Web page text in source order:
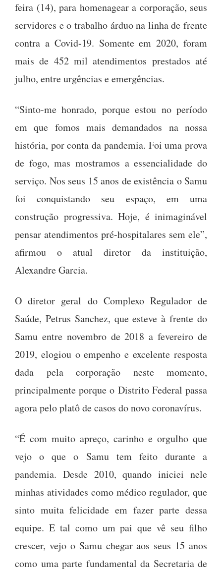
feira (14), para homenagear a corporação, seus
servidores e o trabalho árduo na linha de frente
contra a Covid-19. Somente em 2020, foram
mais de 452 mil atendimentos prestados até
julho, entre urgências e emergências.
“Sinto-me honrado, porque estou no período
em que fomos mais demandados na nossa
história, por conta da pandemia. Foi uma prova
de fogo, mas mostramos a essencialidade do
serviço. Nos seus 15 anos de existência o Samu
foi conquistando seu espaço, em uma
construção progressiva. Hoje, é inimaginável
pensar atendimentos pré-hospitalares sem ele”,
afirmou o atual diretor da instituição,
Alexandre Garcia.
O diretor geral do Complexo Regulador de
Saúde, Petrus Sanchez, que esteve à frente do
Samu entre novembro de 2018 a fevereiro de
2019, elogiou o empenho e excelente resposta
dada pela corporação neste momento,
principalmente porque o Distrito Federal passa
agora pelo platô de casos do novo coronavírus.
“É com muito apreço, carinho e orgulho que
vejo o que o Samu tem feito durante a
pandemia. Desde 2010, quando iniciei nele
minhas atividades como médico regulador, que
sinto muita felicidade em fazer parte dessa
equipe. E tal como um pai que vê seu filho
crescer, vejo o Samu chegar aos seus 15 anos
como uma parte fundamental da Secretaria de